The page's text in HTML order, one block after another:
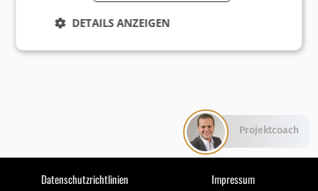
Datenschutzrichtlinien Impressum
DETAILS ANZEIGEN
Projektcoach